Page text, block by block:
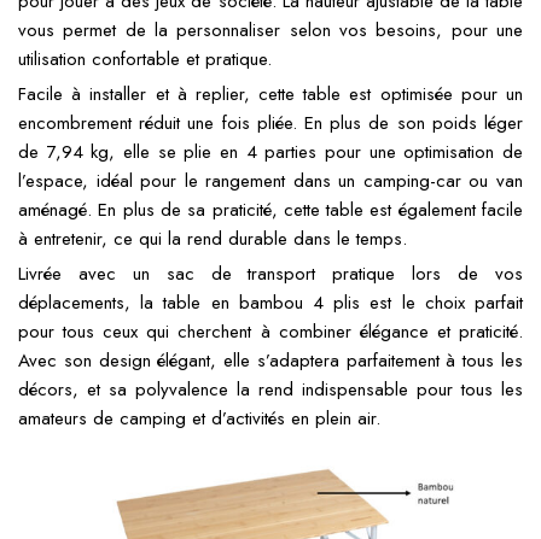
vous permet de la personnaliser selon vos besoins, pour une
utilisation confortable et pratique.
Facile à installer et à replier, cette table est optimisée pour un
encombrement réduit une fois pliée. En plus de son poids léger
de 7,94 kg, elle se plie en 4 parties pour une optimisation de
l’espace, idéal pour le rangement dans un camping-car ou van
aménagé. En plus de sa praticité, cette table est également facile
à entretenir, ce qui la rend durable dans le temps.
Livrée avec un sac de transport pratique lors de vos
déplacements, la table en bambou 4 plis est le choix parfait
pour tous ceux qui cherchent à combiner élégance et praticité.
Avec son design élégant, elle s’adaptera parfaitement à tous les
décors, et sa polyvalence la rend indispensable pour tous les
amateurs de camping et d’activités en plein air.